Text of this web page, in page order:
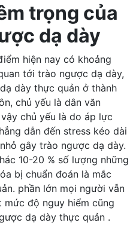
trọng của
dạ dày
hiện nay có khoảng
tới trào ngược dạ dày,
dày thực quản ở thành
chủ yếu là dân văn
chủ yếu là do áp lực
dẫn đến stress kéo dài
gây trào ngược dạ dày.
10-20 % số lượng những
bị chuẩn đoán là mắc
phần lớn mọi người vẫn
mức độ nguy hiểm cũng
dạ dày thực quản .